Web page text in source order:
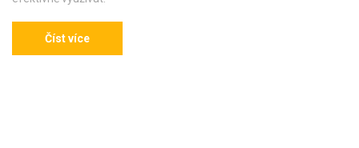
Číst více